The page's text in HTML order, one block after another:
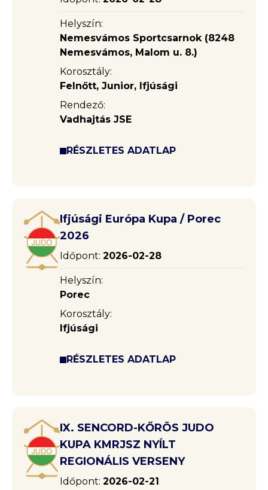
Helyszín:
Nemesvámos Sportcsarnok (8248
Nemesvámos, Malom u. 8.)
Korosztály:
Felnőtt, Junior, Ifjúsági
Rendező:
Vadhajtás JSE
RÉSZLETES ADATLAP
Ifjúsági Európa Kupa / Porec
2026
Időpont: 2026-02-28
Helyszín:
Porec
Korosztály:
Ifjúsági
RÉSZLETES ADATLAP
IX. SENCORD-KŐRÖS JUDO
KUPA KMRJSZ NYÍLT
REGIONÁLIS VERSENY
Időpont: 2026-02-21